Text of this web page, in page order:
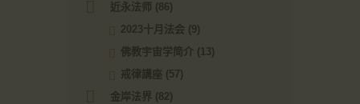
近永法师
(86)
2023十月法会 (9)
佛教宇宙学简介 (13)
戒律講座 (57)
金岸法界 (82)